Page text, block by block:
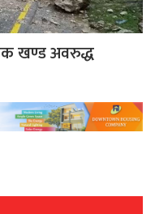
खण्ड अवरुद्ध